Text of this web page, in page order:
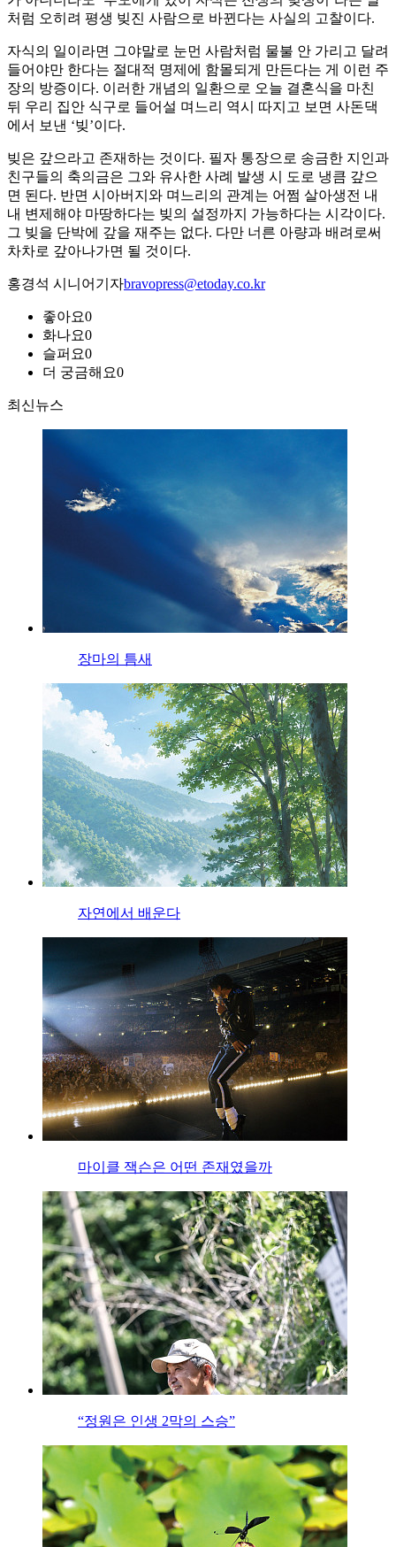
처럼 오히려 평생 빚진 사람으로 바뀐다는 사실의 고찰이다.
자식의 일이라면 그야말로 눈먼 사람처럼 물불 안 가리고 달려
들어야만 한다는 절대적 명제에 함몰되게 만든다는 게 이런 주
장의 방증이다. 이러한 개념의 일환으로 오늘 결혼식을 마친
뒤 우리 집안 식구로 들어설 며느리 역시 따지고 보면 사돈댁
에서 보낸 ‘빚’이다.
빚은 갚으라고 존재하는 것이다. 필자 통장으로 송금한 지인과
친구들의 축의금은 그와 유사한 사례 발생 시 도로 냉큼 갚으
면 된다. 반면 시아버지와 며느리의 관계는 어쩜 살아생전 내
내 변제해야 마땅하다는 빚의 설정까지 가능하다는 시각이다.
그 빚을 단박에 갚을 재주는 없다. 다만 너른 아량과 배려로써
차차로 갚아나가면 될 것이다.
홍경석 시니어기자bravopress@etoday.co.kr
좋아요0
화나요0
슬퍼요0
더 궁금해요0
최신뉴스
장마의 틈새
자연에서 배운다
마이클 잭슨은 어떤 존재였을까
“정원은 인생 2막의 스승”